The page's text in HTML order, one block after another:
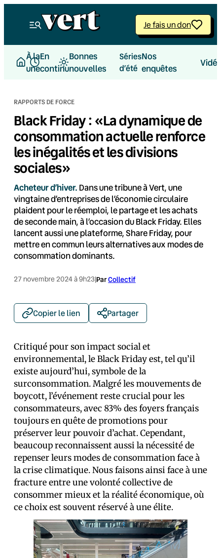
Je fais un don
À la
une
En
continu
Bonnes
nouvelles
Séries
d’été
Nos
enquêtes
RAPPORTS DE FORCE
Black Friday : «La dynamique de
consommation actuelle renforce
les inégalités et les divisions
sociales»
Acheteur d’hiver. Dans une tribune à Vert, une
vingtaine d’entreprises de l’économie circulaire
plaident pour le réemploi, le partage et les achats
de seconde main, à l’occasion du Black Friday. Elles
lancent aussi une plateforme, Share Friday, pour
mettre en commun leurs alternatives aux modes de
consommation dominants.
27 novembre 2024 à 9h23|ParCollectif
Copier le lien Partager
Critiqué pour son impact social et
environnemental, le Black Friday est, tel qu’il
existe aujourd’hui, symbole de la
surconsommation. Malgré les mouvements de
boycott, l’événement reste crucial pour les
consommateurs, avec 83% des foyers français
toujours en quête de promotions pour
préserver leur pouvoir d’achat. Cependant,
beaucoup reconnaissent aussi la nécessité de
repenser leurs modes de consommation face à
la crise climatique. Nous faisons ainsi face à une
fracture entre une volonté collective de
consommer mieux et la réalité économique, où
ce choix est souvent réservé à une élite.